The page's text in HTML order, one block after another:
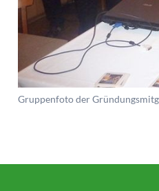
Gruppenfoto der